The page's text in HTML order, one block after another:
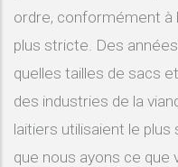
ordre, conformément à
plus stricte. Des
quelles tailles de sacs
des industries de la
laitiers utilisaient le
que nous ayons ce